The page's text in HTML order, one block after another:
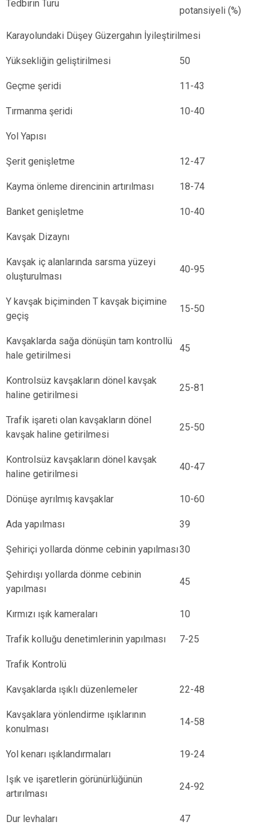
Tedbirin Türü
potansiyeli (%)
Karayolundaki Düşey Güzergahın İyileştirilmesi
Yüksekliğin geliştirilmesi 50
Geçme şeridi 11-43
Tırmanma şeridi 10-40
Yol Yapısı
Şerit genişletme 12-47
Kayma önleme direncinin artırılması 18-74
Banket genişletme 10-40
Kavşak Dizaynı
Kavşak iç alanlarında sarsma yüzeyi
oluşturulması
40-95
Y kavşak biçiminden T kavşak biçimine
geçiş
15-50
Kavşaklarda sağa dönüşün tam kontrollü
hale getirilmesi
45
Kontrolsüz kavşakların dönel kavşak
haline getirilmesi
25-81
Trafik işareti olan kavşakların dönel
kavşak haline getirilmesi
25-50
Kontrolsüz kavşakların dönel kavşak
haline getirilmesi
40-47
Dönüşe ayrılmış kavşaklar 10-60
Ada yapılması 39
Şehiriçi yollarda dönme cebinin yapılması30
Şehirdışı yollarda dönme cebinin
yapılması
45
Kırmızı ışık kameraları 10
Trafik kolluğu denetimlerinin yapılması 7-25
Trafik Kontrolü
Kavşaklarda ışıklı düzenlemeler 22-48
Kavşaklara yönlendirme ışıklarının
konulması
14-58
Yol kenarı ışıklandırmaları 19-24
Işık ve işaretlerin görünürlüğünün
artırılması
24-92
Dur levhaları 47